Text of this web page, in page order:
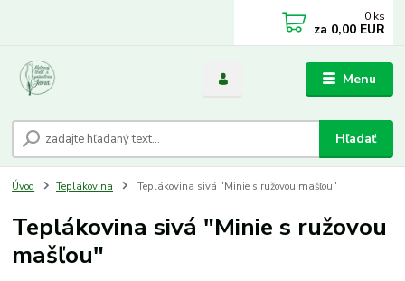
Menu
Hľadať
0 ks
za 0,00 EUR
Úvod Teplákovina Teplákovina sivá "Minie s ružovou mašľou"
Teplákovina sivá "Minie s ružovou
mašľou"